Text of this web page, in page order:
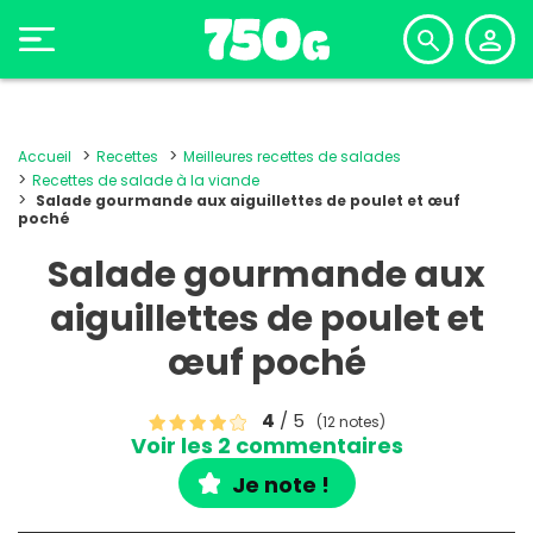
Accueil Recettes
Meilleures recettes de salades
Recettes de salade à la viande
Salade gourmande aux aiguillettes de poulet et œuf
poché
Salade gourmande aux
aiguillettes de poulet et
œuf poché
4 / 5 (12 notes)
Voir les 2 commentaires
Je note !